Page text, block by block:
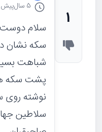
1
5 سال پیش
سلام دوست
سکه نشان
شباهت
پشت سکه
نوشته
سلاطین